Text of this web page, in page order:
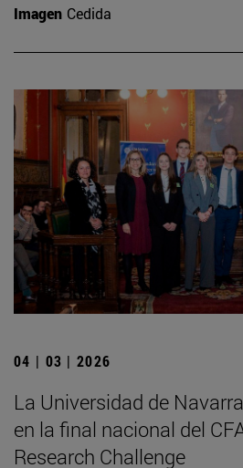
Imagen Cedida
04 | 03 | 2026
La Universidad de
en la final nacional del
Research Challenge